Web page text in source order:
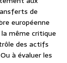
de
européenne
même critique
des actifs
à évaluer les